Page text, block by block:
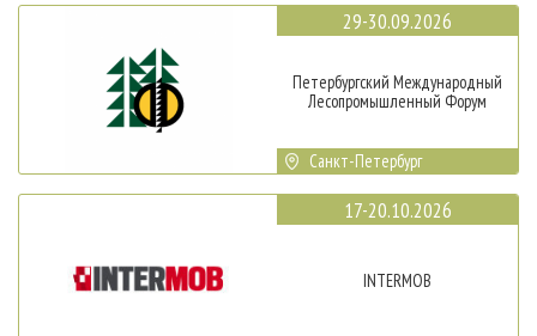
29-30.09.2026
Петербургский Международный
Лесопромышленный Форум
Санкт-Петербург
17-20.10.2026
INTERMOB